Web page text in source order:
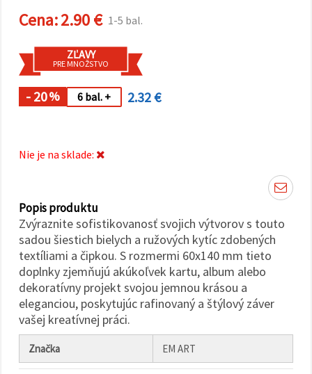
môžete
uviesť svoje
Nastaveniach
výberom
súborov
"Uložiť"
všetko
Nastavenia
Cena:2.90 € 1-5 bal.
ZĽAVY
PRE MNOŽSTVO
- 20% 6 bal. + 2.32 €
Nie je na sklade:
Popis produktu
Zvýraznite sofistikovanosť svojich výtvorov s touto
sadou šiestich bielych a ružových kytíc zdobených
textíliami a čipkou. S rozmermi 60x140 mm tieto
doplnky zjemňujú akúkoľvek kartu, album alebo
dekoratívny projekt svojou jemnou krásou a
eleganciou, poskytujúc rafinovaný a štýlový záver
vašej kreatívnej práci.
Značka EM ART